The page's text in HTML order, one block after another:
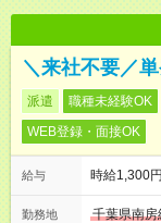
＼来社不要／
派遣 職種未経験OK
WEB登録・面接OK
給与 時給1,300
勤務地
千葉県南房